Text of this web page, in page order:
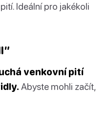
Ideální pro jakékoli
venkovní pití
Abyste mohli začít,